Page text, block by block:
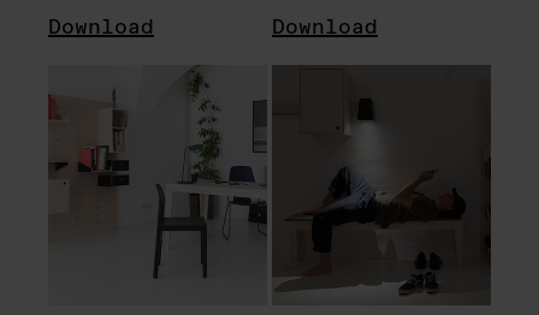
Download Download